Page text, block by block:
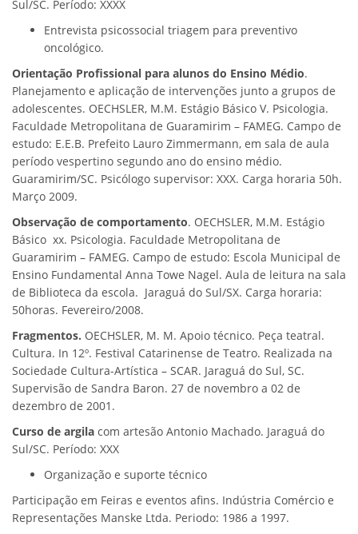
Sul/SC. Período: XXXX
Entrevista psicossocial triagem para preventivo
oncológico.
Orientação Profissional para alunos do Ensino Médio.
Planejamento e aplicação de intervenções junto a grupos de
adolescentes. OECHSLER, M.M. Estágio Básico V. Psicologia.
Faculdade Metropolitana de Guaramirim – FAMEG. Campo de
estudo: E.E.B. Prefeito Lauro Zimmermann, em sala de aula
período vespertino segundo ano do ensino médio.
Guaramirim/SC. Psicólogo supervisor: XXX. Carga horaria 50h.
Março 2009.
Observação de comportamento. OECHSLER, M.M. Estágio
Básico xx. Psicologia. Faculdade Metropolitana de
Guaramirim – FAMEG. Campo de estudo: Escola Municipal de
Ensino Fundamental Anna Towe Nagel. Aula de leitura na sala
de Biblioteca da escola. Jaraguá do Sul/SX. Carga horaria:
50horas. Fevereiro/2008.
Fragmentos. OECHSLER, M. M. Apoio técnico. Peça teatral.
Cultura. In 12º. Festival Catarinense de Teatro. Realizada na
Sociedade Cultura-Artística – SCAR. Jaraguá do Sul, SC.
Supervisão de Sandra Baron. 27 de novembro a 02 de
dezembro de 2001.
Curso de argila com artesão Antonio Machado. Jaraguá do
Sul/SC. Período: XXX
Organização e suporte técnico
Participação em Feiras e eventos afins. Indústria Comércio e
Representações Manske Ltda. Periodo: 1986 a 1997.